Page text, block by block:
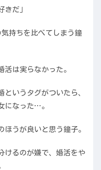
きだ」
持ちを比べてしまう鐘
活は実らなかった。
というタグがついたら、
になった…。
ほうが良いと思う鐘子。
けるのが嫌で、婚活をや